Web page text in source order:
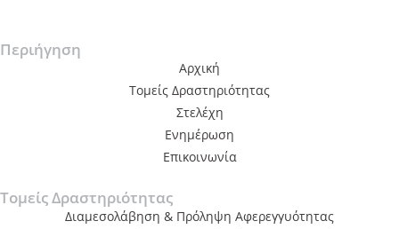
Περιήγηση
Αρχική
Τομείς Δραστηριότητας
Στελέχη
Ενημέρωση
Επικοινωνία
Τομείς Δραστηριότητας
Διαμεσολάβηση & Πρόληψη Αφερεγγυότητας